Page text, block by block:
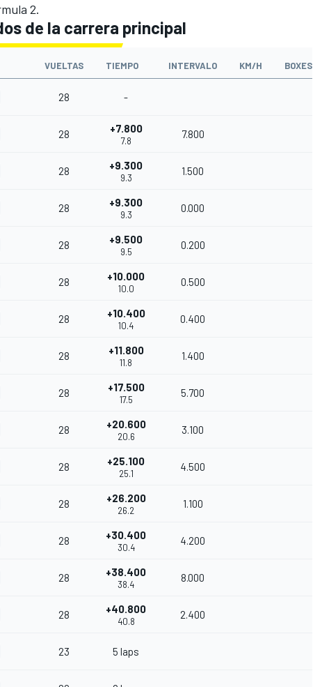
2.
de la carrera principal
VUELTAS TIEMPO INTERVALO KM/H BOXES
28 -
28 +7.800
7.8
7.800
28 +9.300
9.3
1.500
28 +9.300
9.3
0.000
28 +9.500
9.5
0.200
28 +10.000
10.0
0.500
28 +10.400
10.4
0.400
28 +11.800
11.8
1.400
28 +17.500
17.5
5.700
28 +20.600
20.6
3.100
28 +25.100
25.1
4.500
28 +26.200
26.2
1.100
28 +30.400
30.4
4.200
28 +38.400
38.4
8.000
28 +40.800
40.8
2.400
23 5 laps